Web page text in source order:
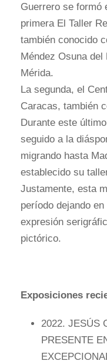
Guerrero se formó
primera El Taller
también conocido
Méndez Osuna
Mérida.
La segunda, el
Caracas, también
Durante este
seguido a la
migrando hasta
establecido su
Justamente, esta
período dejando
expresión
pictórico.
Exposiciones
2022. JESÚS
PRESENTE